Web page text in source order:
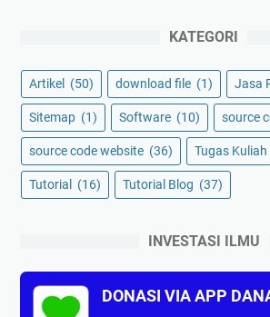
KATEGORI
Artikel (50) download file (1) Jasa
Sitemap (1) Software (10) source
source code website (36) Tugas Kuliah
Tutorial (16) Tutorial Blog (37)
INVESTASI ILMU
DONASI VIA APP